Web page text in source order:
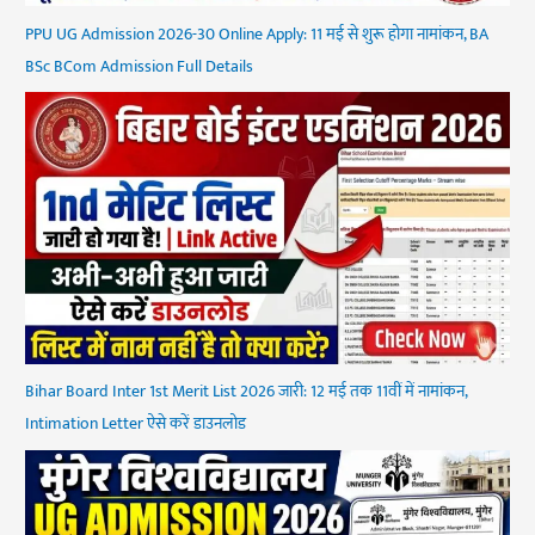
PPU UG Admission 2026-30 Online Apply: 11 मई से शुरू होगा नामांकन, BA
BSc BCom Admission Full Details
Bihar Board Inter 1st Merit List 2026 जारी: 12 मई तक 11वीं में नामांकन,
Intimation Letter ऐसे करें डाउनलोड